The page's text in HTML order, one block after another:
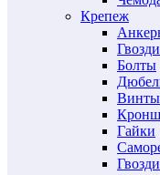
Крепеж
Болты
Винты
Гайки
Гвозди